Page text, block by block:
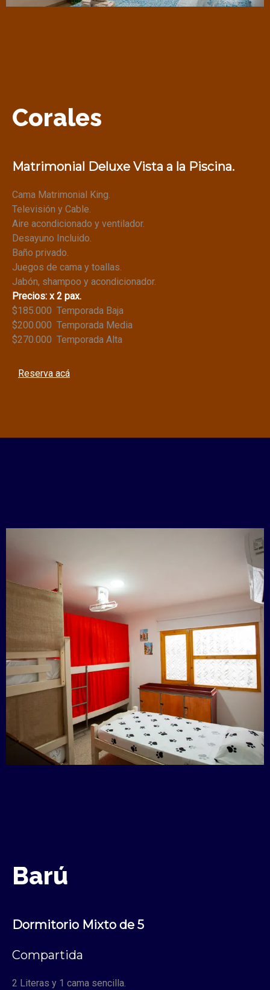
Corales
Matrimonial Deluxe Vista a la Piscina.
Cama Matrimonial King.
Televisión y Cable.
Aire acondicionado y ventilador.
Desayuno Incluido.
Baño privado.
Juegos de cama y toallas.
Jabón, shampoo y acondicionador.
Precios: x 2 pax.
$185.000 Temporada Baja
$200.000 Temporada Media
$270.000 Temporada Alta
Reserva acá
Barú
Dormitorio Mixto de 5
Compartida
2 Literas y 1 cama sencilla.